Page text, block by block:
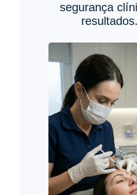
segurança
resultados.